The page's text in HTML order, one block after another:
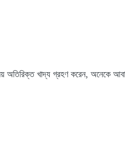
অতিরিক্ত খাদ্য গ্রহণ করেন, অনেকে আবার